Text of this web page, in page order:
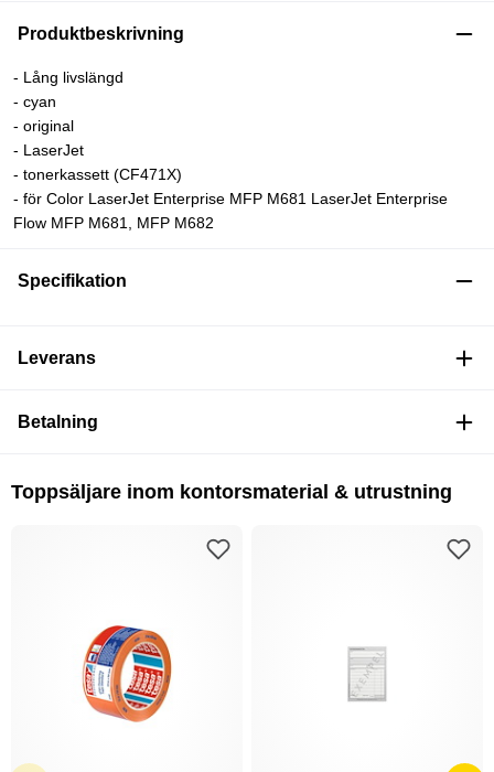
Produktbeskrivning
- Lång livslängd
- cyan
- original
- LaserJet
- tonerkassett (CF471X)
- för Color LaserJet Enterprise MFP M681 LaserJet Enterprise
Flow MFP M681, MFP M682
Specifikation
Leverans
Betalning
Toppsäljare inom kontorsmaterial & utrustning